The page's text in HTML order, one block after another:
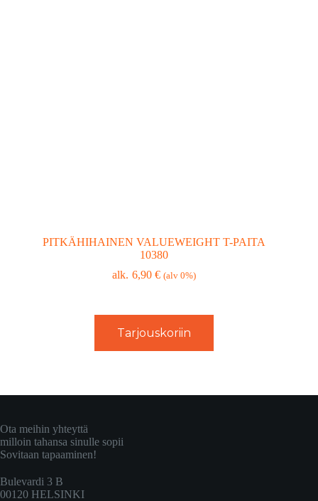
PITKÄHIHAINEN VALUEWEIGHT T-PAITA
10380
6,90€ (alv 0%)
Tarjouskoriin
Ota meihin yhteyttä
milloin tahansa sinulle sopii
Sovitaan tapaaminen!
Bulevardi 3 B
00120 HELSINKI